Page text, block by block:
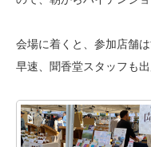
会場に着くと、参加店舗
早速、聞香堂スタッフも